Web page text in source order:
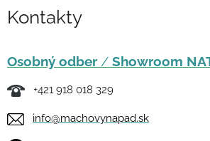
Kontakty
Osobný odber / Showroom
+421 918 018 329
info@machovynapad.sk